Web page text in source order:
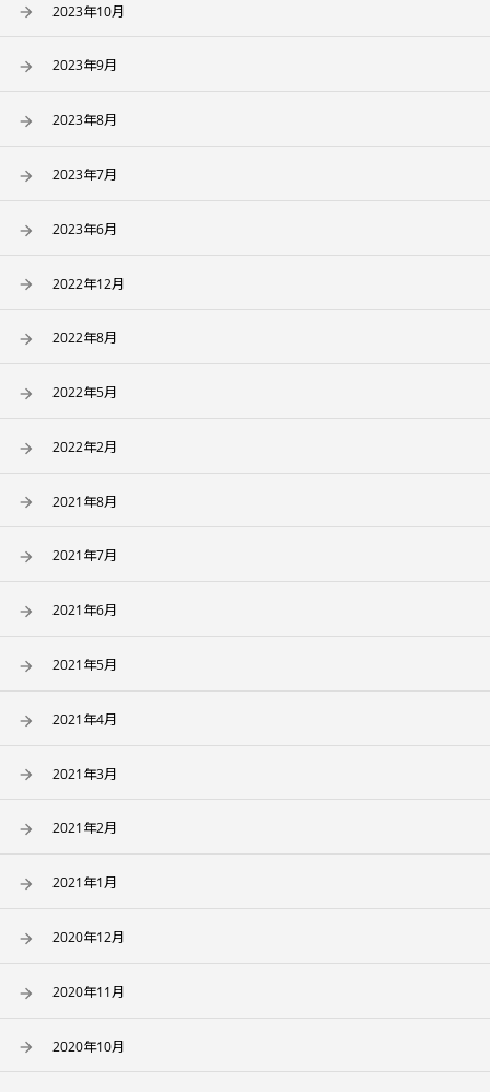
2023年10月
2023年9月
2023年8月
2023年7月
2023年6月
2022年12月
2022年8月
2022年5月
2022年2月
2021年8月
2021年7月
2021年6月
2021年5月
2021年4月
2021年3月
2021年2月
2021年1月
2020年12月
2020年11月
2020年10月